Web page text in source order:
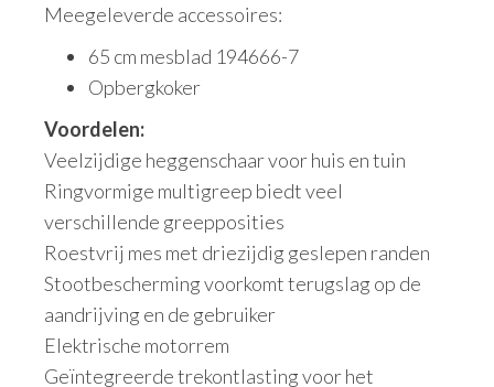
Meegeleverde accessoires:
65 cm mesblad 194666-7
Opbergkoker
Voordelen:
Veelzijdige heggenschaar voor huis en tuin
Ringvormige multigreep biedt veel
verschillende greepposities
Roestvrij mes met driezijdig geslepen randen
Stootbescherming voorkomt terugslag op de
aandrijving en de gebruiker
Elektrische motorrem
Geïntegreerde trekontlasting voor het